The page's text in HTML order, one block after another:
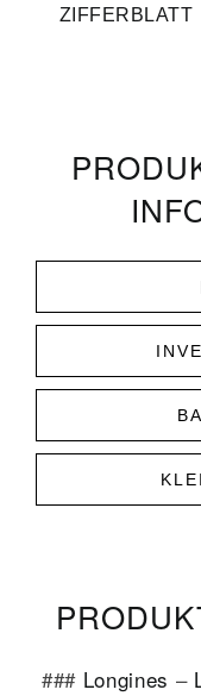
ZIFFERBLATT
### Longines –